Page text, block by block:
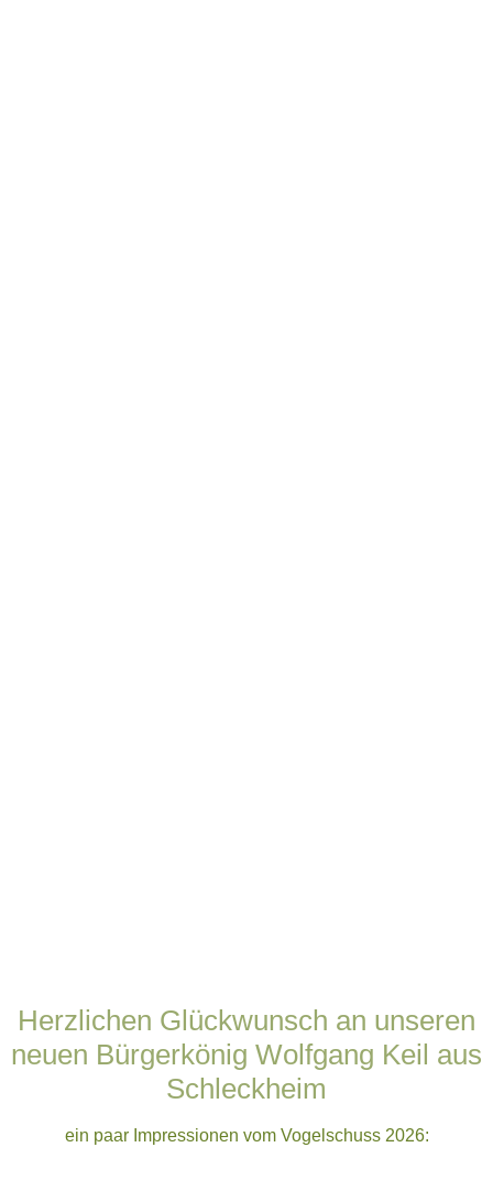
Herzlichen Glückwunsch an unseren
neuen Bürgerkönig Wolfgang Keil aus
Schleckheim
ein paar Impressionen vom Vogelschuss 2026: